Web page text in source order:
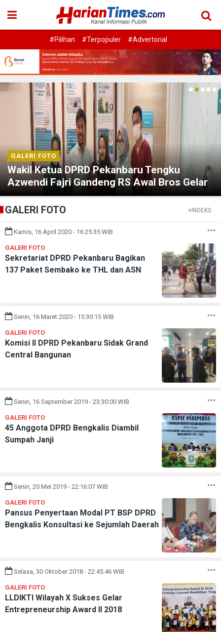
#Pilihan #Terpopuler #Advertorial
GALERI FOTO
Wakil Ketua DPRD Pekanbaru Tengku
Azwendi Fajri Gandeng RS Awal Bros Gelar
Khitanan Massal
GALERI FOTO
+INDEKS
Kamis, 16 April 2020 - 16:25:35 WIB
GALERI FOTO
Sekretariat DPRD Pekanbaru Bagikan
137 Paket Sembako ke THL dan ASN
Senin, 16 Maret 2020 - 15:30:15 WIB
GALERI FOTO
Komisi II DPRD Pekanbaru Sidak Grand
Central Bangunan
Senin, 16 September 2019 - 23:30:00 WIB
GALERI FOTO
45 Anggota DPRD Bengkalis Diambil
Sumpah Janji
Senin, 20 Mei 2019 - 22:16:07 WIB
GALERI FOTO
Pansus Penyertaan Modal PT BSP DPRD
Bengkalis Konsultasi ke Sejumlah Daerah
Selasa, 30 Oktober 2018 - 22:45:46 WIB
GALERI FOTO
LLDIKTI Wilayah X Sukses Gelar
Entrepreneurship Award II 2018